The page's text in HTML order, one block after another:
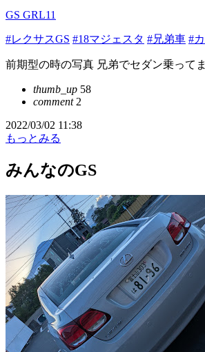
GS GRL11
#レクサスGS #18マジェスタ #兄弟車 #
前期型の時の写真 兄弟でセダン乗って
thumb_up 58
comment2
2022/03/02 11:38
もっとみる
みんなのGS